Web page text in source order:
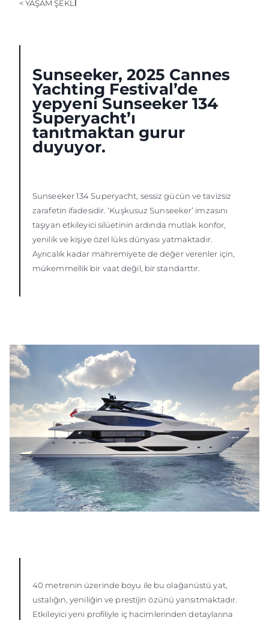
< YAŞAM ŞEKLİ
Sunseeker, 2025 Cannes
Yachting Festival’de
yepyeni Sunseeker 134
Superyacht’ı
tanıtmaktan gurur
duyuyor.
Sunseeker 134 Superyacht, sessiz gücün ve tavizsiz
zarafetin ifadesidir. ‘Kuşkusuz Sunseeker’ imzasını
taşıyan etkileyici silüetinin ardında mutlak konfor,
yenilik ve kişiye özel lüks dünyası yatmaktadır.
Ayrıcalık kadar mahremiyete de değer verenler için,
mükemmellik bir vaat değil, bir standarttır.
40 metrenin üzerinde boyu ile bu olağanüstü yat,
ustalığın, yeniliğin ve prestijin özünü yansıtmaktadır.
Etkileyici yeni profiliyle iç hacimlerinden detaylarına